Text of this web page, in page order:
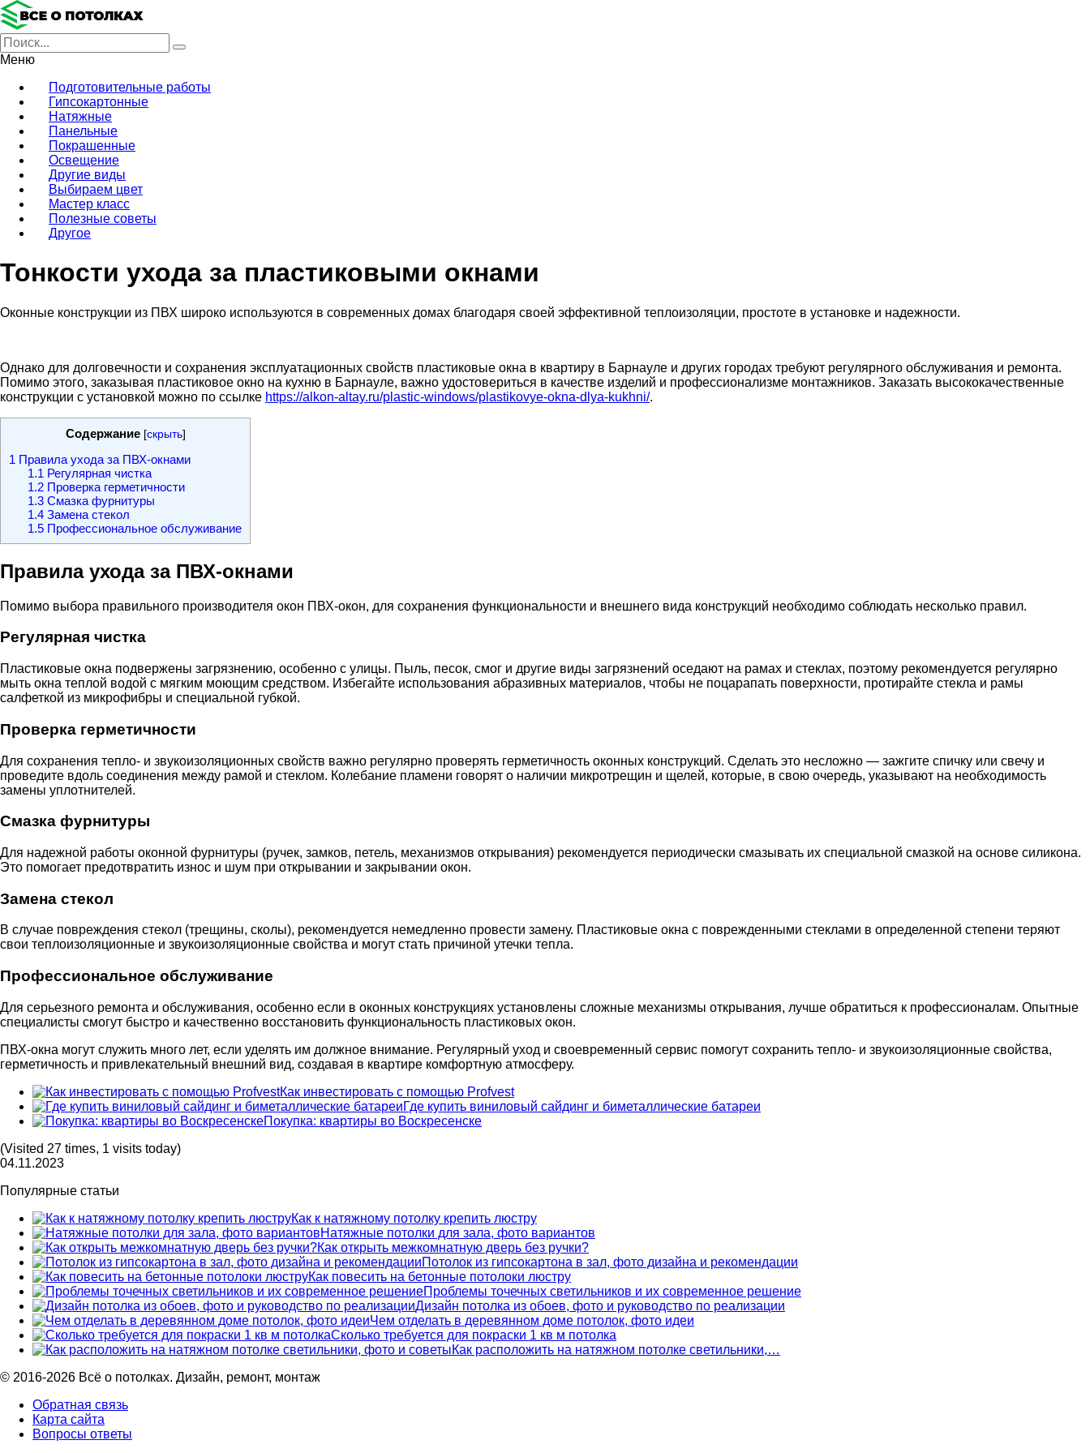
Меню
Подготовительные работы
Гипсокартонные
Натяжные
Панельные
Покрашенные
Освещение
Другие виды
Выбираем цвет
Мастер класс
Полезные советы
Другое
Тонкости ухода за пластиковыми окнами
Оконные конструкции из ПВХ широко используются в современных домах благодаря своей эффективной теплоизоляции, простоте в установке и надежности.
Однако для долговечности и сохранения эксплуатационных свойств пластиковые окна в квартиру в Барнауле и других городах требуют регулярного обслуживания и ремонта.
Помимо этого, заказывая пластиковое окно на кухню в Барнауле, важно удостовериться в качестве изделий и профессионализме монтажников. Заказать высококачественные
конструкции с установкой можно по ссылке https://alkon-altay.ru/plastic-windows/plastikovye-okna-dlya-kukhni/.
Содержание [скрыть]
1 Правила ухода за ПВХ-окнами
1.1 Регулярная чистка
1.2Проверка герметичности
1.3Смазка фурнитуры
1.4Замена стекол
1.5Профессиональное обслуживание
Правила ухода за ПВХ-окнами
Помимо выбора правильного производителя окон ПВХ-окон, для сохранения функциональности и внешнего вида конструкций необходимо соблюдать несколько правил.
Регулярная чистка
Пластиковые окна подвержены загрязнению, особенно с улицы. Пыль, песок, смог и другие виды загрязнений оседают на рамах и стеклах, поэтому рекомендуется регулярно
мыть окна теплой водой с мягким моющим средством. Избегайте использования абразивных материалов, чтобы не поцарапать поверхности, протирайте стекла и рамы
салфеткой из микрофибры и специальной губкой.
Проверка герметичности
Для сохранения тепло- и звукоизоляционных свойств важно регулярно проверять герметичность оконных конструкций. Сделать это несложно — зажгите спичку или свечу и
проведите вдоль соединения между рамой и стеклом. Колебание пламени говорят о наличии микротрещин и щелей, которые, в свою очередь, указывают на необходимость
замены уплотнителей.
Смазка фурнитуры
Для надежной работы оконной фурнитуры (ручек, замков, петель, механизмов открывания) рекомендуется периодически смазывать их специальной смазкой на основе силикона.
Это помогает предотвратить износ и шум при открывании и закрывании окон.
Замена стекол
В случае повреждения стекол (трещины, сколы), рекомендуется немедленно провести замену. Пластиковые окна с поврежденными стеклами в определенной степени теряют
свои теплоизоляционные и звукоизоляционные свойства и могут стать причиной утечки тепла.
Профессиональное обслуживание
Для серьезного ремонта и обслуживания, особенно если в оконных конструкциях установлены сложные механизмы открывания, лучше обратиться к профессионалам. Опытные
специалисты смогут быстро и качественно восстановить функциональность пластиковых окон.
ПВХ-окна могут служить много лет, если уделять им должное внимание. Регулярный уход и своевременный сервис помогут сохранить тепло- и звукоизоляционные свойства,
герметичность и привлекательный внешний вид, создавая в квартире комфортную атмосферу.
Как инвестировать с помощью Profvest
Где купить виниловый сайдинг и биметаллические батареи
Покупка: квартиры во Воскресенске
(Visited 27 times, 1 visits today)
04.11.2023
Популярные статьи
Как к натяжному потолку крепить люстру
Натяжные потолки для зала, фото вариантов
Как открыть межкомнатную дверь без ручки?
Потолок из гипсокартона в зал, фото дизайна и рекомендации
Как повесить на бетонные потолоки люстру
Проблемы точечных светильников и их современное решение
Дизайн потолка из обоев, фото и руководство по реализации
Чем отделать в деревянном доме потолок, фото идеи
Сколько требуется для покраски 1 кв м потолка
Как расположить на натяжном потолке светильники,…
© 2016-2026 Всё о потолках. Дизайн, ремонт, монтаж
Обратная связь
Карта сайта
Вопросы ответы